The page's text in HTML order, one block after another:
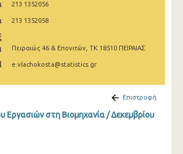
2025
2025
2024
213 1352056
213 1352058
Πειραιώς 46 & Επονιτών, ΤΚ 18510 ΠΕΙΡΑΙΑΣ
e.vlachokosta@statistics.gr
Επιστροφή
Εργασιών στη Βιομηχανία / Δεκεμβρίου